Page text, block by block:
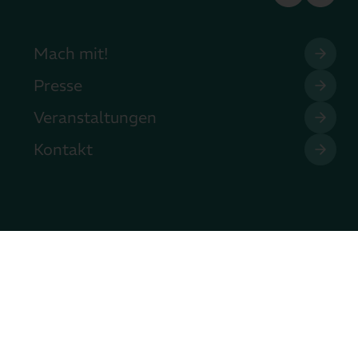
Mach mit!
Presse
Veranstaltungen
Kontakt